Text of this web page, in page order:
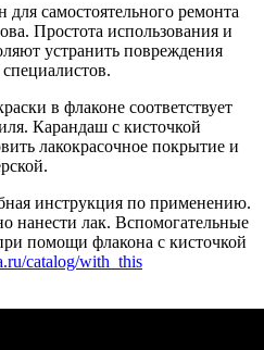
для самостоятельного ремонта
Простота использования и
устранить повреждения
в флаконе соответствует
Карандаш с кисточкой
лакокрасочное покрытие и
инструкция по применению.
нанести лак. Вспомогательные
помощи флакона с кисточкой
catalog/with_this